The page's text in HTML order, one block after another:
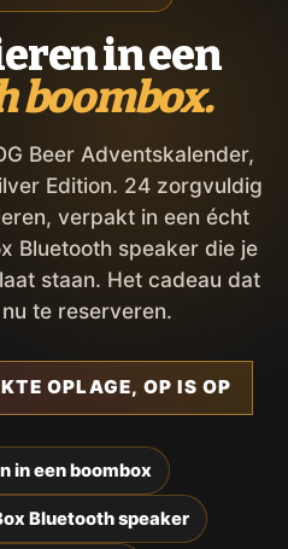
in een
boombox.
Beer Adventskalender,
Edition. 24 zorgvuldig
verpakt in een écht
Bluetooth speaker die je
staan. Het cadeau dat
te reserveren.
OPLAGE, OP IS OP
in een boombox
Bluetooth speaker